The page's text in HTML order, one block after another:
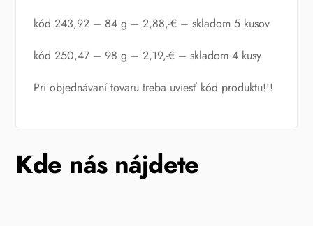
kód 243,92 – 84 g – 2,88,-€ – skladom 5 kusov
kód 250,47 – 98 g – 2,19,-€ – skladom 4 kusy
Pri objednávaní tovaru treba uviesť kód produktu!!!
Kde nás nájdete